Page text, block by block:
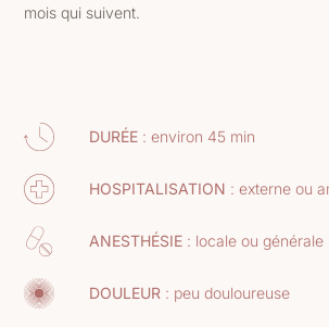
DURÉE : environ 45 min
HOSPITALISATION : externe ou
ANESTHÉSIE : locale ou générale
DOULEUR : peu douloureuse
mois qui suivent.